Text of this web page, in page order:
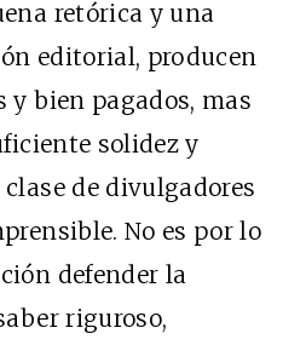
retórica y una
editorial, producen
y bien pagados, mas
solidez y
de divulgadores
No es por lo
defender la
riguroso,